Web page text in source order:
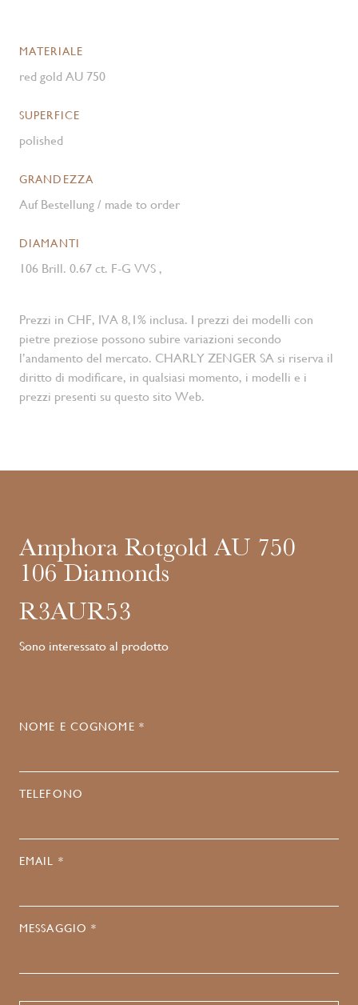
MATERIALE
red gold AU 750
SUPERFICE
polished
GRANDEZZA
Auf Bestellung / made to order
DIAMANTI
106 Brill. 0.67 ct. F-G VVS ,
Prezzi in CHF, IVA 8,1% inclusa. I prezzi dei modelli con
pietre preziose possono subire variazioni secondo
l’andamento del mercato. CHARLY ZENGER SA si riserva il
diritto di modificare, in qualsiasi momento, i modelli e i
prezzi presenti su questo sito Web.
Amphora Rotgold AU 750
106 Diamonds
R3AUR53
Sono interessato al prodotto
NOME E COGNOME *
TELEFONO
EMAIL *
MESSAGGIO *